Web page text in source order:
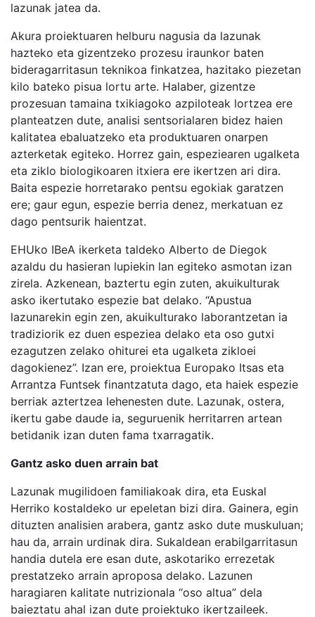
lazunak jatea da.
Akura proiektuaren helburu nagusia da lazunak
hazteko eta gizentzeko prozesu iraunkor baten
bideragarritasun teknikoa finkatzea, hazitako piezetan
kilo bateko pisua lortu arte. Halaber, gizentze
prozesuan tamaina txikiagoko azpiloteak lortzea ere
planteatzen dute, analisi sentsorialaren bidez haien
kalitatea ebaluatzeko eta produktuaren onarpen
azterketak egiteko. Horrez gain, espeziearen ugalketa
eta ziklo biologikoaren itxiera ere ikertzen ari dira.
Baita espezie horretarako pentsu egokiak garatzen
ere; gaur egun, espezie berria denez, merkatuan ez
dago pentsurik haientzat.
EHUko IBeA ikerketa taldeko Alberto de Diegok
azaldu du hasieran lupiekin lan egiteko asmotan izan
zirela. Azkenean, baztertu egin zuten, akuikulturak
asko ikertutako espezie bat delako. “Apustua
lazunarekin egin zen, akuikulturako laborantzetan ia
tradiziorik ez duen espeziea delako eta oso gutxi
ezagutzen zelako ohiturei eta ugalketa zikloei
dagokienez”. Izan ere, proiektua Europako Itsas eta
Arrantza Funtsek finantzatuta dago, eta haiek espezie
berriak aztertzea lehenesten dute. Lazunak, ostera,
ikertu gabe daude ia, seguruenik herritarren artean
betidanik izan duten fama txarragatik.
Gantz asko duen arrain bat
Lazunak mugilidoen familiakoak dira, eta Euskal
Herriko kostaldeko ur epeletan bizi dira. Gainera, egin
dituzten analisien arabera, gantz asko dute muskuluan;
hau da, arrain urdinak dira. Sukaldean erabilgarritasun
handia dutela ere esan dute, askotariko errezetak
prestatzeko arrain aproposa delako. Lazunen
haragiaren kalitate nutrizionala “oso altua” dela
baieztatu ahal izan dute proiektuko ikertzaileek.